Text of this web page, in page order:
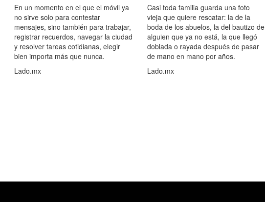
En un momento en el que el móvil ya
no sirve solo para contestar
mensajes, sino también para trabajar,
registrar recuerdos, navegar la ciudad
y resolver tareas cotidianas, elegir
bien importa más que nunca.
Lado.mx
Casi toda familia guarda una foto
vieja que quiere rescatar: la de la
boda de los abuelos, la del bautizo de
alguien que ya no está, la que llegó
doblada o rayada después de pasar
de mano en mano por años.
Lado.mx